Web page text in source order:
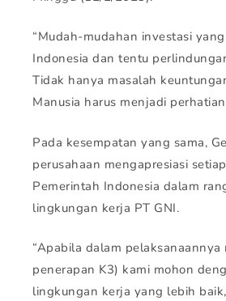
“Mudah-mudahan investasi
Indonesia dan tentu
Tidak hanya masalah
Manusia harus menjadi
Pada kesempatan yang sama,
perusahaan mengapresiasi
Pemerintah Indonesia dalam
lingkungan kerja PT GNI.
“Apabila dalam
penerapan K3) kami mohon
lingkungan kerja yang lebih